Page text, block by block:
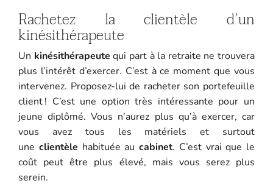
Rachetez la clientèle d’un
kinésithérapeute
Un kinésithérapeute qui part à la retraite ne trouvera
plus l’intérêt d’exercer. C’est à ce moment que vous
intervenez. Proposez-lui de racheter son portefeuille
client ! C’est une option très intéressante pour un
jeune diplômé. Vous n’aurez plus qu’à exercer, car
vous avez tous les matériels et surtout
une clientèle habituée aucabinet. C’est vrai que le
coût peut être plus élevé, mais vous serez plus
serein.